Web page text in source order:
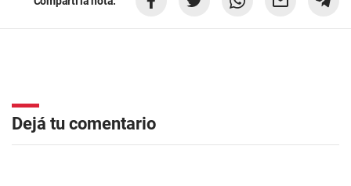
Dejá tu comentario